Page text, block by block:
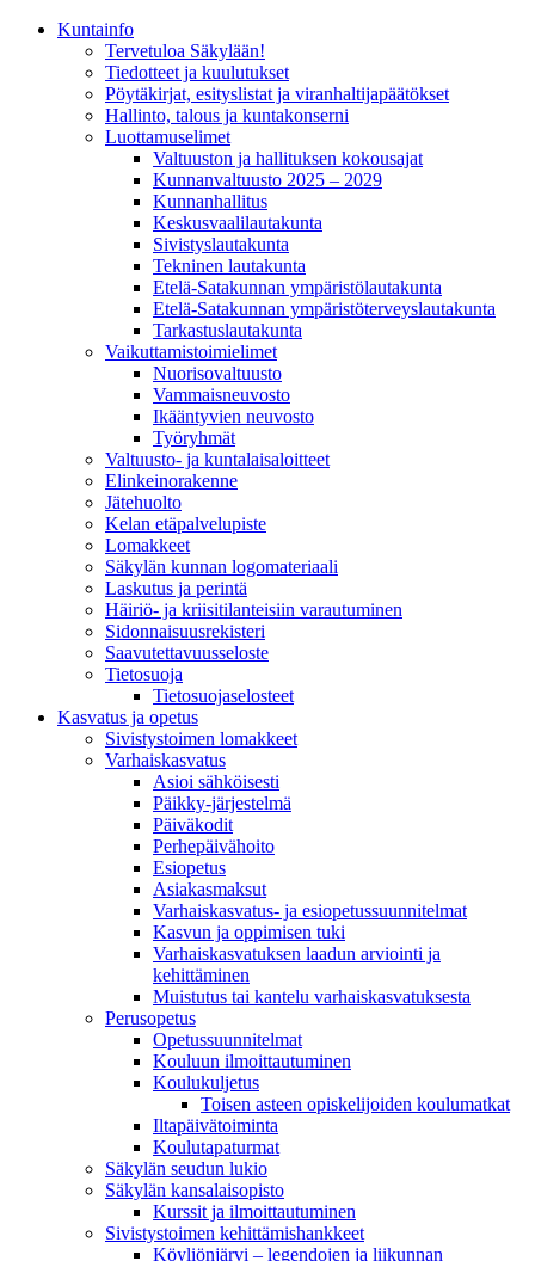
Kunta­info
Tervetuloa Säkylään!
Tiedotteet ja kuulutukset
Pöytäkirjat, esityslistat ja viranhaltijapäätökset
Hallinto, talous ja kuntakonserni
Luottamuselimet
Valtuuston ja hallituksen kokousajat
Kunnanvaltuusto 2025 – 2029
Kunnanhallitus
Keskusvaalilautakunta
Sivistyslautakunta
Tekninen lautakunta
Etelä-Satakunnan ympäristölautakunta
Etelä-Satakunnan ympäristöterveyslautakunta
Tarkastuslautakunta
Vaikuttamistoimielimet
Nuorisovaltuusto
Vammaisneuvosto
Ikääntyvien neuvosto
Työryhmät
Valtuusto- ja kuntalaisaloitteet
Elinkeinorakenne
Jätehuolto
Kelan etäpalvelupiste
Lomakkeet
Säkylän kunnan logomateriaali
Laskutus ja perintä
Häiriö- ja kriisitilanteisiin varautuminen
Sidonnaisuusrekisteri
Saavutettavuusseloste
Tietosuoja
Tietosuojaselosteet
Kasvatus ja opetus
Sivistystoimen lomakkeet
Varhaiskasvatus
Asioi sähköisesti
Päikky-järjestelmä
Päiväkodit
Perhepäivähoito
Esiopetus
Asiakasmaksut
Varhaiskasvatus- ja esiopetussuunnitelmat
Kasvun ja oppimisen tuki
Varhaiskasvatuksen laadun arviointi ja
kehittäminen
Muistutus tai kantelu varhaiskasvatuksesta
Perusopetus
Opetussuunnitelmat
Kouluun ilmoittautuminen
Koulukuljetus
Toisen asteen opiskelijoiden koulumatkat
Iltapäivätoiminta
Koulutapaturmat
Säkylän seudun lukio
Säkylän kansalaisopisto
Kurssit ja ilmoittautuminen
Sivistystoimen kehittämishankkeet
Köyliönjärvi – legendojen ja liikunnan